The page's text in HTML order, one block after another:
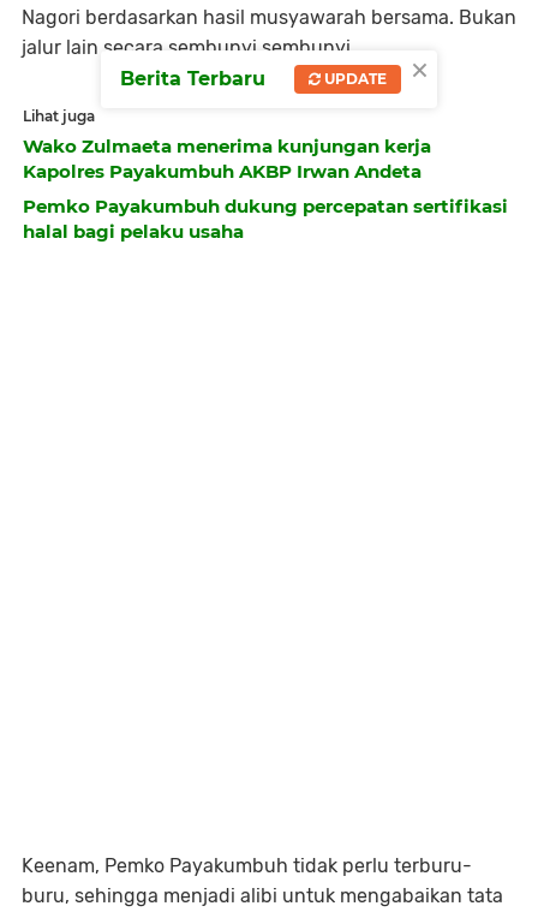
Nagori berdasarkan hasil musyawarah bersama. Bukan
jalur lain secara sembunyi sembunyi.
Lihat juga
Wako Zulmaeta menerima kunjungan kerja
Kapolres Payakumbuh AKBP Irwan Andeta
Pemko Payakumbuh dukung percepatan sertifikasi
halal bagi pelaku usaha
Keenam, Pemko Payakumbuh tidak perlu terburu-
buru, sehingga menjadi alibi untuk mengabaikan tata
×
Berita Terbaru UPDATE